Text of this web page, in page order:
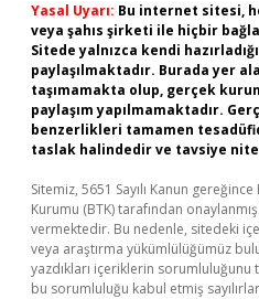
Yasal Uyarı: Bu internet sitesi,
veya şahıs şirketi ile hiçbir
Sitede yalnızca kendi
paylaşılmaktadır. Burada yer
taşımamakta olup, gerçek
paylaşım yapılmamaktadır.
benzerlikleri tamamen
taslak halindedir ve tavsiye
Sitemiz, 5651 Sayılı Kanun
Kurumu (BTK) tarafından
vermektedir. Bu nedenle, sitedeki
veya araştırma yükümlülüğümüz
yazdıkları içeriklerin
bu sorumluluğu kabul etmiş